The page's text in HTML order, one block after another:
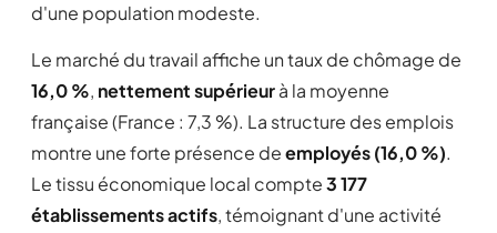
d'une population modeste.
Le marché du travail affiche un taux de chômage de
16,0 %, nettement supérieurà la moyenne
française (France : 7,3 %). La structure des emplois
montre une forte présence deemployés (16,0 %).
Le tissu économique local compte3 177
établissements actifs, témoignant d'une activité